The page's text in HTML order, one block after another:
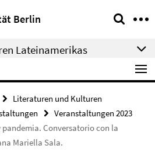
Berlin
Lateinamerikas
Literaturen und Kulturen
Veranstaltungen 2023
Conversatorio con la
Mariella Sala.